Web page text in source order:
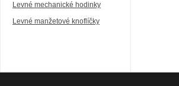
Levné mechanické hodinky
Levné manžetové knoflíčky